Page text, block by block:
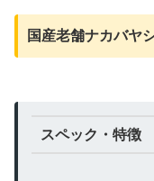
国産老舗ナカバヤ
スペック・特徴